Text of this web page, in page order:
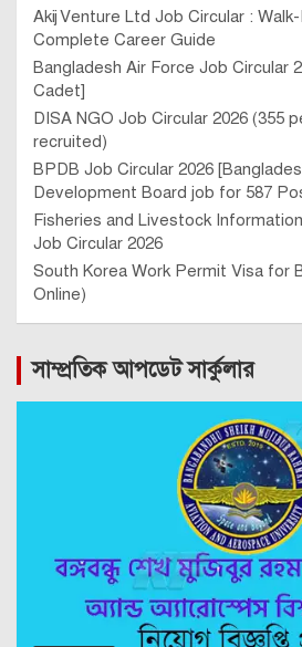
Akij Venture Ltd Job Circular :
Complete Career Guide
Bangladesh Air Force Job Circular
Cadet]
DISA NGO Job Circular 2026 (355
recruited)
BPDB Job Circular 2026
Development Board job for 587
Fisheries and Livestock
Job Circular 2026
South Korea Work Permit Visa for
Online)
সাম্প্রতিক আপডেট সার্কুলার